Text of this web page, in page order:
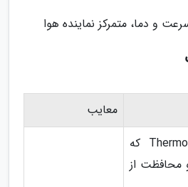
و دما، متمرکز نماینده هوا
معایب
فناوری ThermoProtect که
محافظت از